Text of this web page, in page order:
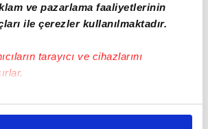
ve pazarlama faaliyetlerinin
ile çerezler kullanılmaktadır.
tarayıcı ve cihazlarını
halinde sizlere özel